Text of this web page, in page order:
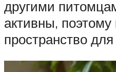
другими
активны,
пространство для